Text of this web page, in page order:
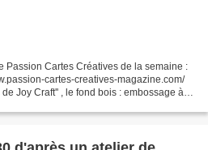
Passion Cartes Créatives de la semaine :
cartes-creatives-magazine.com/
Joy Craft'' , le fond bois : embossage à la